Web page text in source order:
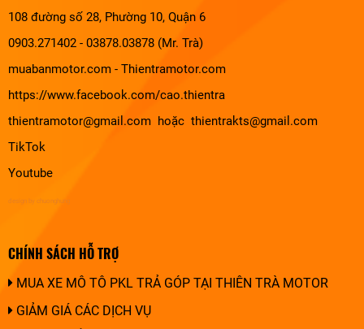
108 đường số 28, Phường 10, Quận 6
0903.271402 - 03878.03878 (Mr. Trà)
muabanmotor.com - Thientramotor.com
https://www.facebook.com/cao.thientra
thientramotor@gmail.com hoặc thientrakts@gmail.com
TikTok
Youtube
design by chuonghung
CHÍNH SÁCH HỖ TRỢ
MUA XE MÔ TÔ PKL TRẢ GÓP TẠI THIÊN TRÀ MOTOR
GIẢM GIÁ CÁC DỊCH VỤ